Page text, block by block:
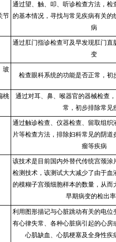
节
通过望、触、叩、听诊检查方法，检
的基本情况，寻找与常见疾病有关的
病
通过肛门指诊检查可及早发现肛门直
变
玻
检查眼科系统的功能是否正常，初
桃
通过对耳、鼻、喉器官的器械检查
常，初步排除常见
通过触诊检查、仪器检查、留取组织
片等检查方法，排除妇科常见的阴道
瘤等疾病
该技术是目前国内外替代传统宫颈涂
检测技术，该测试大大减少了由于血
的模糊子宫颈细胞样本的数量，从而
早期病变的检出率
利用图形描记与心脏跳动有关的电位
有心律失常、各种心脏病引起的心房
心肌缺血、心肌梗塞及全身性疾